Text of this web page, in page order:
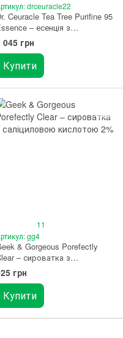
drceuracle22
Ceuracle Tea Tree Purifine 95
– есенція з
чайного дерева
жирної шкіри 50 мл
045 грн
Купити
11
gg4
& Gorgeous Porefectly
– сироватка з
кислотою 2%
мл)
грн
Купити